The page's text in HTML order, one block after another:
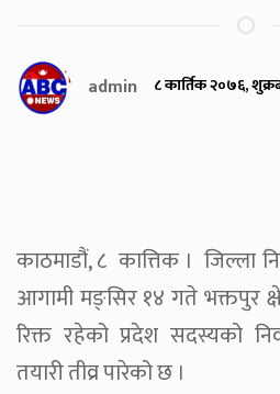
admin ८ कार्तिक २०७६,
काठमाडौं, ८ कात्तिक । जिल्ला
आगामी मङ्सिर १४ गते भक्तपुर
रिक्त रहेको प्रदेश सदस्यको
तयारी तीव्र पारेको छ ।